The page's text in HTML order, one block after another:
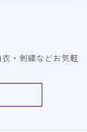
・刺繍などお気軽